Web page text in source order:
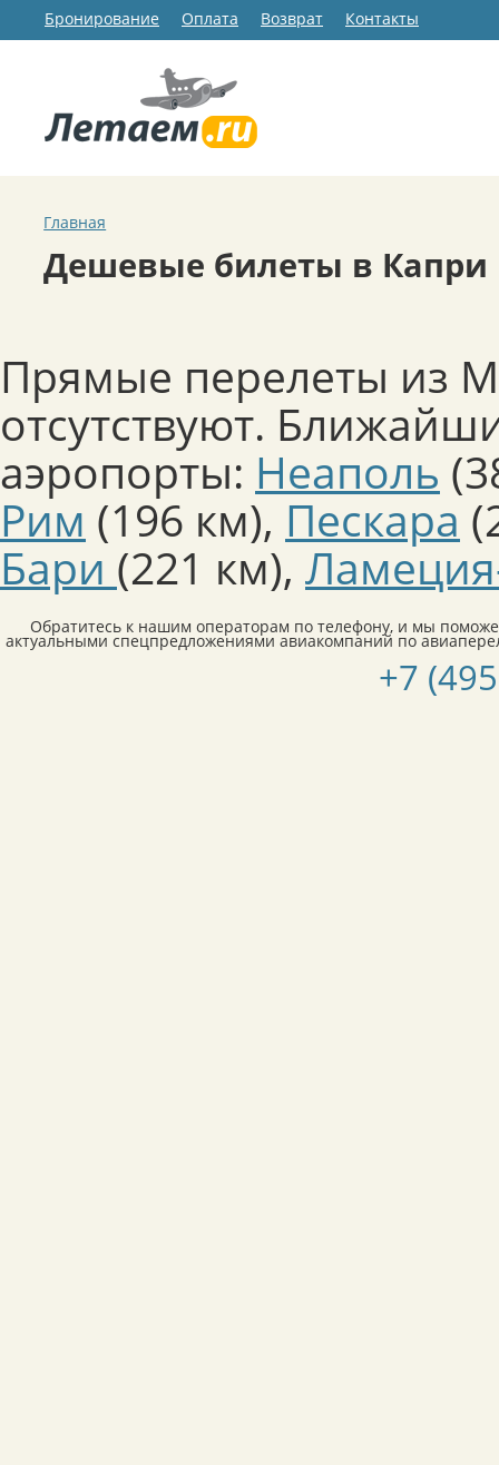
Бронирование Оплата Возврат Контакты
Главная
Дешевые билеты в Капри
Прямые перелеты из
отсутствуют.
аэропорты: Неаполь
Рим (196 км), Пескара
Бари (221 км),
Обратитесь к нашим операторам по телефону, и мы
актуальными спецпредложениями авиакомпаний по
+7